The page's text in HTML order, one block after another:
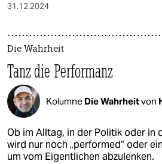
31.12.2024
Die Wahrheit
Tanz die Performanz
Kolumne Die Wahrheitvon
Ob im Alltag, in der Politik oder in
wird nur noch „performed“ oder
um vom Eigentlichen abzulenken.